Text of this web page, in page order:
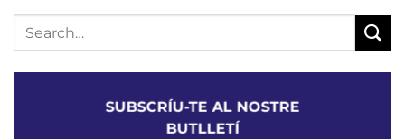
SUBSCRÍU-TE AL NOSTRE
BUTLLETÍ